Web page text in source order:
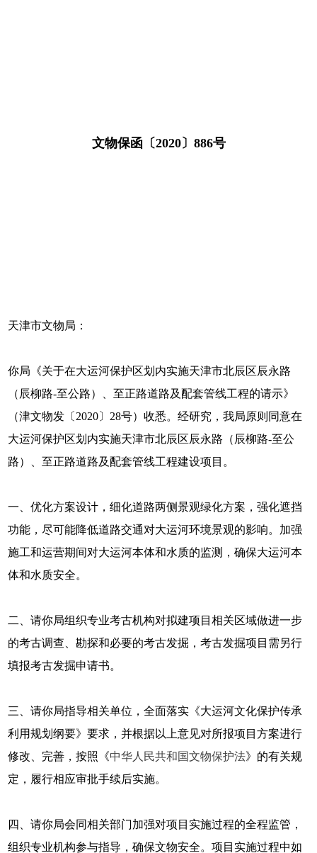
文物保函〔2020〕886号
天津市文物局：
你局《关于在大运河保护区划内实施天津市北辰区辰永路
（辰柳路-至公路）、至正路道路及配套管线工程的请示》
（津文物发〔2020〕28号）收悉。经研究，我局原则同意在
大运河保护区划内实施天津市北辰区辰永路（辰柳路-至公
路）、至正路道路及配套管线工程建设项目。
一、优化方案设计，细化道路两侧景观绿化方案，强化遮挡
功能，尽可能降低道路交通对大运河环境景观的影响。加强
施工和运营期间对大运河本体和水质的监测，确保大运河本
体和水质安全。
二、请你局组织专业考古机构对拟建项目相关区域做进一步
的考古调查、勘探和必要的考古发掘，考古发掘项目需另行
填报考古发掘申请书。
三、请你局指导相关单位，全面落实《大运河文化保护传承
利用规划纲要》要求，并根据以上意见对所报项目方案进行
修改、完善，按照《中华人民共和国文物保护法》的有关规
定，履行相应审批手续后实施。
四、请你局会同相关部门加强对项目实施过程的全程监管，
组织专业机构参与指导，确保文物安全。项目实施过程中如